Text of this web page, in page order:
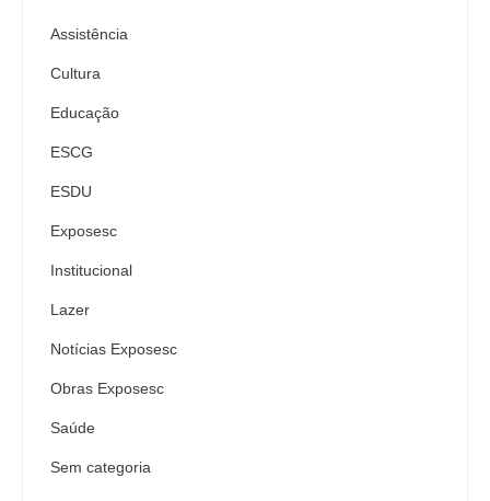
Assistência
Cultura
Educação
ESCG
ESDU
Exposesc
Institucional
Lazer
Notícias Exposesc
Obras Exposesc
Saúde
Sem categoria